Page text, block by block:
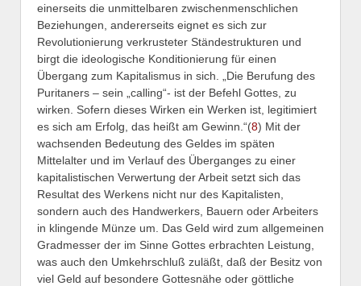
einerseits die unmittelbaren zwischenmenschlichen
Beziehungen, andererseits eignet es sich zur
Revolutionierung verkrusteter Ständestrukturen und
birgt die ideologische Konditionierung für einen
Übergang zum Kapitalismus in sich. „Die Berufung des
Puritaners – sein „calling“- ist der Befehl Gottes, zu
wirken. Sofern dieses Wirken ein Werken ist, legitimiert
es sich am Erfolg, das heißt am Gewinn.“(8) Mit der
wachsenden Bedeutung des Geldes im späten
Mittelalter und im Verlauf des Überganges zu einer
kapitalistischen Verwertung der Arbeit setzt sich das
Resultat des Werkens nicht nur des Kapitalisten,
sondern auch des Handwerkers, Bauern oder Arbeiters
in klingende Münze um. Das Geld wird zum allgemeinen
Gradmesser der im Sinne Gottes erbrachten Leistung,
was auch den Umkehrschluß zuläßt, daß der Besitz von
viel Geld auf besondere Gottesnähe oder göttliche